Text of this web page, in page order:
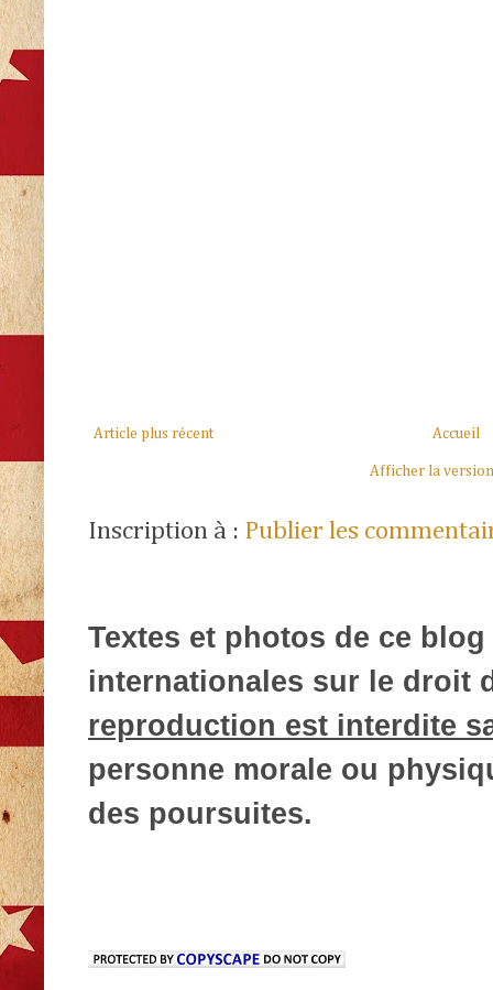
Article plus récent Accueil
Afficher la
Inscription à : Publier les
Textes et photos de ce
internationales sur le droit
reproduction est interdite
personne morale ou
des poursuites.